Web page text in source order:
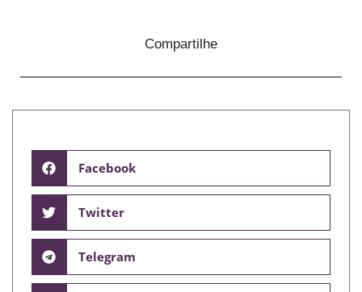
Compartilhe
Facebook
Twitter
Telegram